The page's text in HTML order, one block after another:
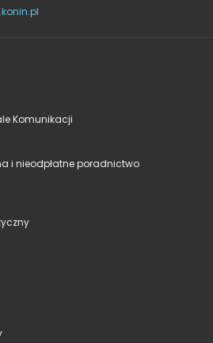
Komunikacji
i nieodpłatne poradnictwo